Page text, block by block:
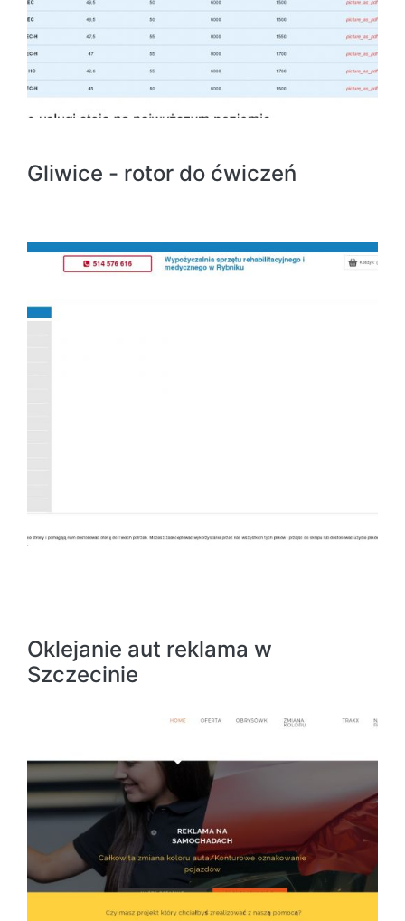
Gliwice - rotor do ćwiczeń
Oklejanie aut reklama w
Szczecinie